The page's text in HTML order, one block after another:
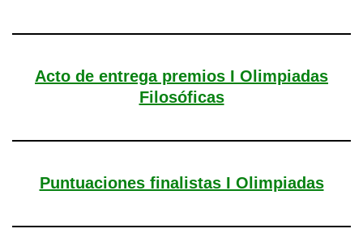
Acto de entrega premios I Olimpiadas
Filosóficas
Puntuaciones finalistas I Olimpiadas